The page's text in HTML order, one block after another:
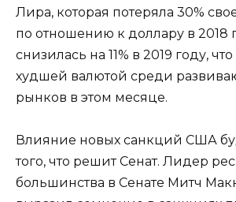
Лира, которая потеряла 30%
по отношению к доллару в 2018
снизилась на 11% в 2019 году,
худшей валютой среди
рынков в этом месяце.
Влияние новых санкций США
того, что решит Сенат. Лидер
большинства в Сенате Митч